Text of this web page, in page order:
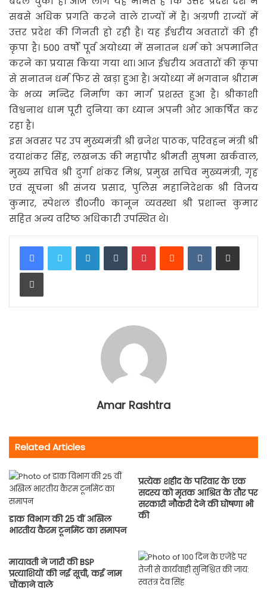
सबसे अधिक प्रगति करने वाले राज्यों में है। अग्रणी राज्यों में
उत्तर प्रदेश की गिनती हो रही है। यह ईश्वरीय अवतारों की ही
कृपा है। 500 वर्षों पूर्व अयोध्या में सनातन धर्म को अपमानित
करने का प्रयास किया गया था। आज ईश्वरीय अवतारों की कृपा
से सनातन धर्म फिर से खड़ा हुआ है। अयोध्या में भगवान श्रीराम
के भव्य मन्दिर निर्माण का मार्ग प्रशस्त हुआ है। श्रीकाशी
विश्वनाथ धाम पूरी दुनिया का ध्यान अपनी ओर आकर्षित कर
रहा है।
इस अवसर पर उप मुख्यमंत्री श्री ब्रजेश पाठक, परिवहन मंत्री श्री
दयाशंकर सिंह, लखनऊ की महापौर श्रीमती सुषमा खर्कवाल,
मुख्य सचिव श्री दुर्गा शंकर मिश्र, प्रमुख सचिव मुख्यमंत्री, गृह
एवं सूचना श्री संजय प्रसाद, पुलिस महानिदेशक श्री विजय
कुमार, स्पेशल डी0जी0 कानून व्यवस्था श्री प्रशान्त कुमार
सहित अन्य वरिष्ठ अधिकारी उपस्थित थे।
LinkedInTumblrPinterestReddit VKontakteShare via Email
Print
Amar Rashtra
Related Articles
डाक विभाग की 25 वीं अखिल
भारतीय कैरम टूर्नामेंट का समापन
प्रत्येक शहीद के परिवार के एक
सदस्य को मृतक आश्रित के तौर पर
सरकारी नौकरी देने की घोषणा भी
की
मायावती ने जारी की BSP
प्रत्याशियों की नई सूची, कई नाम
चौंकाने वाले